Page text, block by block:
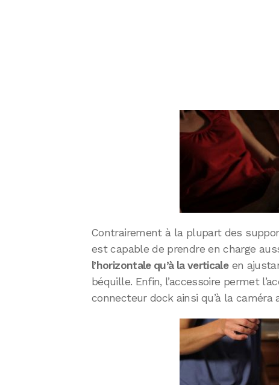
Contrairement à la plupart des
est capable de prendre en charge
l’horizontale qu’à la verticaleen
béquille. Enfin, l’accessoire permet
connecteur dock ainsi qu’à la caméra